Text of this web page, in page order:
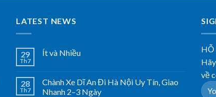
LATEST NEWS
29
Th7
Ít và Nhiều
28
Th7
Chành Xe Dĩ An Đi Hà Nội Uy Tín, Giao
Nhanh 2–3 Ngày
HỖ
về